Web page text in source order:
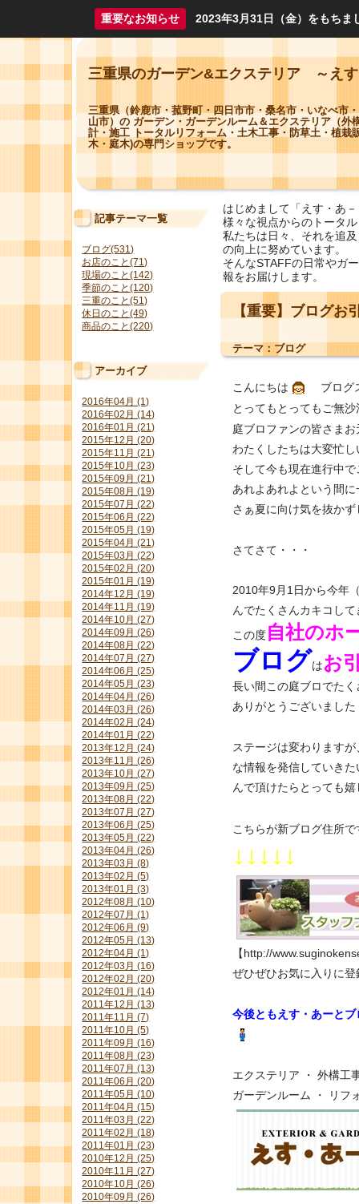
重要なお知らせ 2023年3月31日（金）をもちま
三重県のガーデン&エクステリア ～え
三重県（鈴鹿市・菰野町・四日市市・桑名市・いなべ市
山市）の ガーデン・ガーデンルーム＆エクステリア（外
計・施工 トータルリフォーム・土木工事・防草土・植栽
木・庭木)の専門ショップです。
はじめまして「えす・あ
様々な視点からのトータ
私たちは日々、それを追
の向上に努めています。
そんなSTAFFの日常やガ
報をお届けします。
【重要】ブログお
テーマ： ブログ
こんにちは
ブログ
とってもとってもご無
庭ブロファンの皆さま
わたくしたちは大変忙
そして今も現在進行中
あれよあれよという間
さぁ夏に向け気を抜か
さてさて・・・
2010年9月1日から今年
んでたくさんカキコし
この度自社のホ
ブログはお
長い間この庭ブロでた
ありがとうございました
ステージは変わります
な情報を発信していき
んで頂けたらとっても嬉
こちらが新ブログ住所で
↓↓↓↓↓
【http://
ぜひぜひお気に入りに
今後ともえす・あーと
エクステリア ・ 外構工
ガーデンルーム ・ リ
記事テーマ一覧
ブログ(531)
お店のこと(71)
現場のこと(142)
季節のこと(120)
三重のこと(51)
休日のこと(49)
商品のこと(220)
アーカイブ
2016年04月 (1)
2016年02月 (14)
2016年01月 (21)
2015年12月 (20)
2015年11月 (21)
2015年10月 (23)
2015年09月 (21)
2015年08月 (19)
2015年07月 (22)
2015年06月 (22)
2015年05月 (19)
2015年04月 (21)
2015年03月 (22)
2015年02月 (20)
2015年01月 (19)
2014年12月 (19)
2014年11月 (19)
2014年10月 (27)
2014年09月 (26)
2014年08月 (22)
2014年07月 (27)
2014年06月 (25)
2014年05月 (23)
2014年04月 (26)
2014年03月 (26)
2014年02月 (24)
2014年01月 (22)
2013年12月 (24)
2013年11月 (26)
2013年10月 (27)
2013年09月 (25)
2013年08月 (22)
2013年07月 (27)
2013年06月 (25)
2013年05月 (22)
2013年04月 (26)
2013年03月 (8)
2013年02月 (5)
2013年01月 (3)
2012年08月 (10)
2012年07月 (1)
2012年06月 (9)
2012年05月 (13)
2012年04月 (1)
2012年03月 (16)
2012年02月 (20)
2012年01月 (14)
2011年12月 (13)
2011年11月 (7)
2011年10月 (5)
2011年09月 (16)
2011年08月 (23)
2011年07月 (13)
2011年06月 (20)
2011年05月 (10)
2011年04月 (15)
2011年03月 (22)
2011年02月 (18)
2011年01月 (23)
2010年12月 (25)
2010年11月 (27)
2010年10月 (26)
2010年09月 (26)